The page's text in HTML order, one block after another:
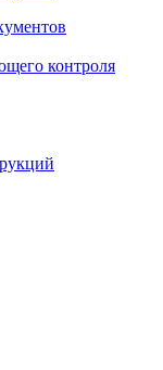
контроля